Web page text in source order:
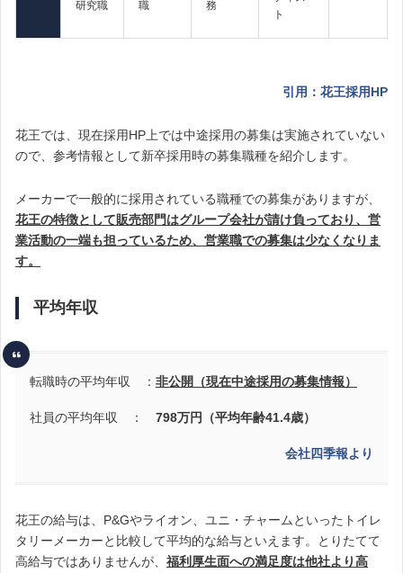
研究職 職 務
ト
引用：花王採用HP
花王では、現在採用HP上では中途採用の募集は実施されていない
ので、参考情報として新卒採用時の募集職種を紹介します。
メーカーで一般的に採用されている職種での募集がありますが、
花王の特徴として販売部門はグループ会社が請け負っており、営
業活動の一端も担っているため、営業職での募集は少なくなりま
す。
平均年収
転職時の平均年収 ： 非公開（現在中途採用の募集情報）
社員の平均年収 ： 798万円（平均年齢41.4歳）
会社四季報より
花王の給与は、P&Gやライオン、ユニ・チャームといったトイレ
タリーメーカーと比較して平均的な給与といえます。とりたてて
高給与ではありませんが、 福利厚生面への満足度は他社より高